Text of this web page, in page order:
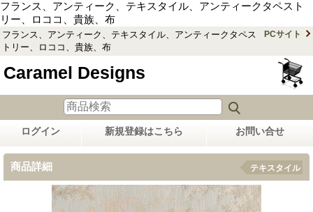
フランス、アンティーク、テキスタイル、アンティークタペスト
リー、ロココ、貴族、布
フランス、アンティーク、テキスタイル、アンティークタペス
トリー、ロココ、貴族、布
PCサイト
Caramel Designs
ログイン 新規登録はこちら お問い合せ
商品詳細 テキスタイル